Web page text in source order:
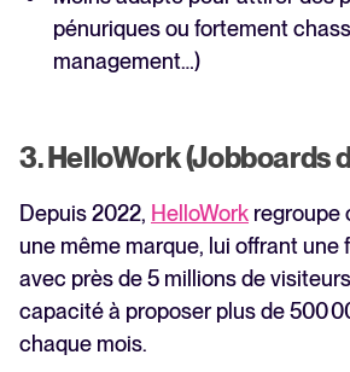
pénuriques ou fortement
management…)
3. HelloWork (Jobboards
Depuis 2022, HelloWork regroupe
une même marque, lui offrant une
avec près de 5 millions de
capacité à proposer plus de 500
chaque mois.